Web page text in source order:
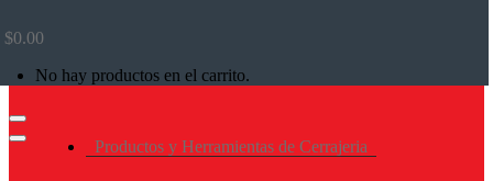
$0.00
No hay productos en el carrito.
Productos y Herramientas de Cerrajeria